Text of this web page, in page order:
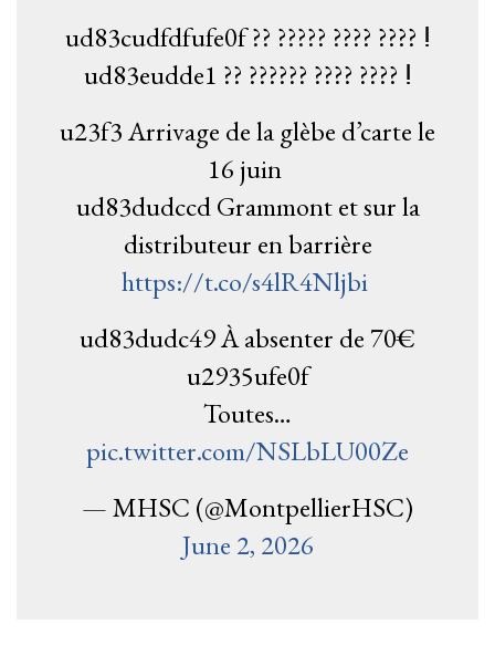
ud83cudfdfufe0f ?? ????? ???? ???? ⵑ
ud83eudde1 ?? ?????? ???? ???? ⵑ
u23f3 Arrivage de la glèbe d’carte le
16 juin
ud83dudccd Grammont et sur la
distributeur en barrière
https://t.co/s4lR4Nljbi
ud83dudc49 À absenter de 70€
u2935ufe0f
Toutes…
pic.twitter.com/NSLbLU00Ze
— MHSC (@MontpellierHSC)
June 2, 2026